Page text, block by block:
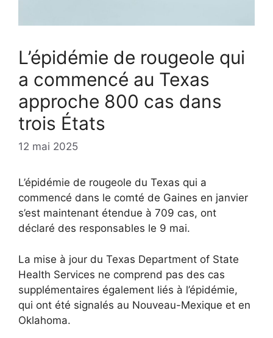
L’épidémie de rougeole qui
a commencé au Texas
approche 800 cas dans
trois États
12 mai 2025
L’épidémie de rougeole du Texas qui a
commencé dans le comté de Gaines en janvier
s’est maintenant étendue à 709 cas, ont
déclaré des responsables le 9 mai.
La mise à jour du Texas Department of State
Health Services ne comprend pas des cas
supplémentaires également liés à l’épidémie,
qui ont été signalés au Nouveau-Mexique et en
Oklahoma.